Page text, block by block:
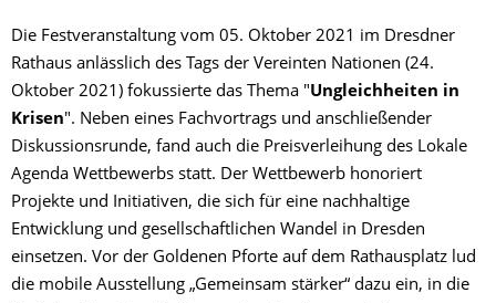
Die Festveranstaltung vom 05. Oktober 2021 im Dresdner
Rathaus anlässlich des Tags der Vereinten Nationen (24.
Oktober 2021) fokussierte das Thema "Ungleichheiten in
Krisen". Neben eines Fachvortrags und anschließender
Diskussionsrunde, fand auch die Preisverleihung des Lokale
Agenda Wettbewerbs statt. Der Wettbewerb honoriert
Projekte und Initiativen, die sich für eine nachhaltige
Entwicklung und gesellschaftlichen Wandel in Dresden
einsetzen. Vor der Goldenen Pforte auf dem Rathausplatz lud
die mobile Ausstellung „Gemeinsam stärker“ dazu ein, in die